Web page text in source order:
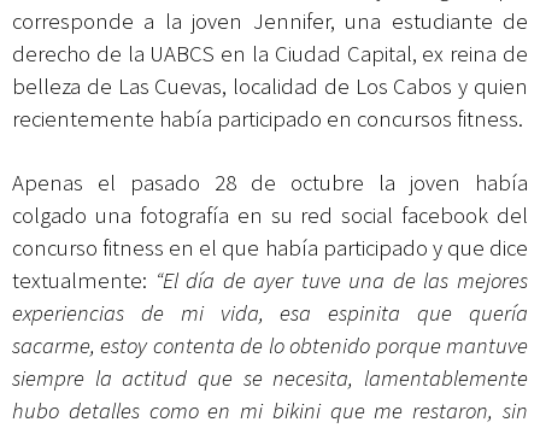
corresponde a la joven Jennifer, una estudiante de
derecho de la UABCS en la Ciudad Capital, ex reina de
belleza de Las Cuevas, localidad de Los Cabos y quien
recientemente había participado en concursos fitness.
Apenas el pasado 28 de octubre la joven había
colgado una fotografía en su red social facebook del
concurso fitness en el que había participado y que dice
textualmente: “El día de ayer tuve una de las mejores
experiencias de mi vida, esa espinita que quería
sacarme, estoy contenta de lo obtenido porque mantuve
siempre la actitud que se necesita, lamentablemente
hubo detalles como en mi bikini que me restaron, sin